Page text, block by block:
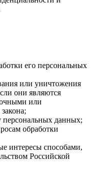
его персональных
или уничтожения
они являются
или
персональных данных;
обработки
интересы способами,
Российской